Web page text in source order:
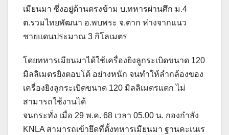
เมียนมา ซึ่งอยู่ด้านตรงข้าม บ.ทหารผ่านศึก ม.4
ต.รวมไทยพัฒนา อ.พบพระ จ.ตาก ห่างจากแนว
ชายแดนประมาณ 3 กิโลเมตร
โดยทหารเมียนมาได้ใช้เครื่องยิงลูกระเบิดขนาด 120
มิลลิเมตรยิงตอบโต้ อย่างหนัก จนทำให้ลำกล้องของ
เครื่องยิงลูกระเบิดขนาด 120 มิลลิเมตรแตก ไม่
สามารถใช้งานได้
จนกระทั่ง เมื่อ 29 พ.ค. 68 เวลา 05.00 น. กองกำลัง
KNLA สามารถเข้ายึดที่ตั้งทหารเมียนมา ฐานคะเนเร